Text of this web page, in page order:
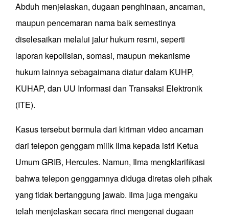
Abduh menjelaskan, dugaan penghinaan, ancaman,
maupun pencemaran nama baik semestinya
diselesaikan melalui jalur hukum resmi, seperti
laporan kepolisian, somasi, maupun mekanisme
hukum lainnya sebagaimana diatur dalam KUHP,
KUHAP, dan UU Informasi dan Transaksi Elektronik
(ITE).
Kasus tersebut bermula dari kiriman video ancaman
dari telepon genggam milik Ilma kepada istri Ketua
Umum GRIB, Hercules. Namun, Ilma mengklarifikasi
bahwa telepon genggamnya diduga diretas oleh pihak
yang tidak bertanggung jawab. Ilma juga mengaku
telah menjelaskan secara rinci mengenai dugaan